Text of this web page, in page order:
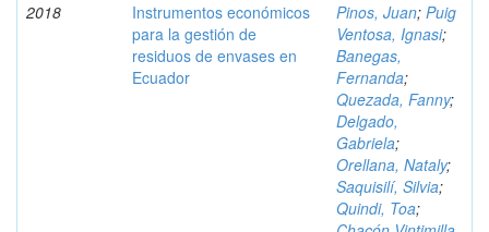
2018
Instrumentos económicos
para la gestión de
residuos de envases en
Ecuador
Pinos, Juan; Puig
Ventosa, Ignasi;
Banegas,
Fernanda;
Quezada, Fanny;
Delgado,
Gabriela;
Orellana, Nataly;
Saquisilí, Silvia;
Quindi, Toa;